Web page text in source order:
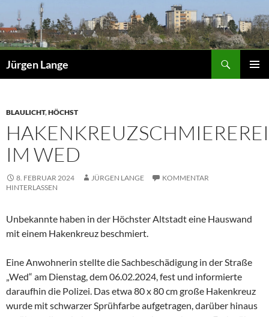
Inhalt
springen
Jürgen Lange
BLAULICHT,HÖCHST
HAKENKREUZSCHMIEREREI
IM WED
8. FEBRUAR 2024 JÜRGEN LANGE
KOMMENTAR
HINTERLASSEN
Unbekannte haben in der Höchster Altstadt eine Hauswand
mit einem Hakenkreuz beschmiert.
Eine Anwohnerin stellte die Sachbeschädigung in der Straße
„Wed“ am Dienstag, dem 06.02.2024, fest und informierte
daraufhin die Polizei. Das etwa 80 x 80 cm große Hakenkreuz
wurde mit schwarzer Sprühfarbe aufgetragen, darüber hinaus